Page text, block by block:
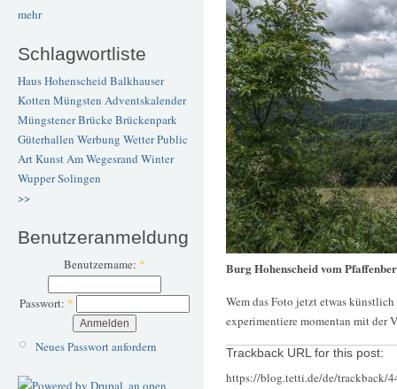
mehr
Schlagwortliste
Haus Hohenscheid Balkhauser
Kotten Müngsten Adventskalender
Müngstener BrückeBrückenpark
Güterhallen Werbung WetterPublic
ArtKunstAm Wegesrand Winter
WupperSolingen
>>
Benutzeranmeldung
Benutzername: *
Passwort: *
Neues Passwort anfordern
Burg Hohenscheid vom
Wem das Foto jetzt etwas
experimentiere momentan mit der
Trackback URL for this post:
https://blog.tetti.de/de/trackback/